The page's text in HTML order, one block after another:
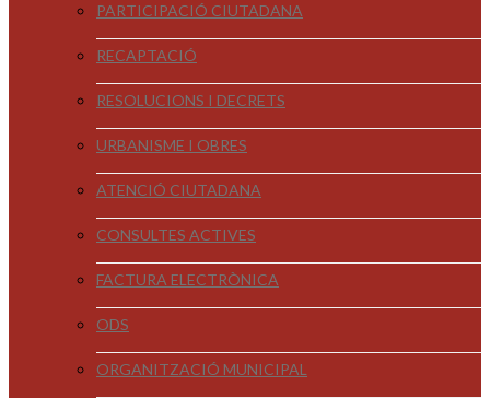
PARTICIPACIÓ CIUTADANA
RECAPTACIÓ
RESOLUCIONS I DECRETS
URBANISME I OBRES
ATENCIÓ CIUTADANA
CONSULTES ACTIVES
FACTURA ELECTRÒNICA
ODS
ORGANITZACIÓ MUNICIPAL